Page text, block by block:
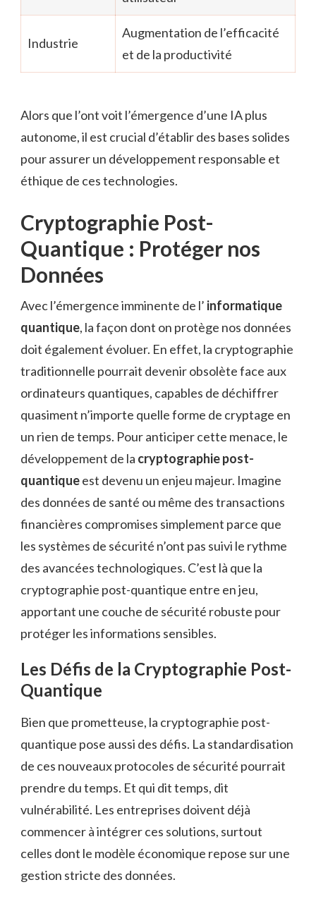
Industrie
Augmentation de l’efficacité
et de la productivité
Alors que l’ont voit l’émergence d’une IA plus
autonome, il est crucial d’établir des bases solides
pour assurer un développement responsable et
éthique de ces technologies.
Cryptographie Post-
Quantique : Protéger nos
Données
Avec l’émergence imminente de l’ informatique
quantique, la façon dont on protège nos données
doit également évoluer. En effet, la cryptographie
traditionnelle pourrait devenir obsolète face aux
ordinateurs quantiques, capables de déchiffrer
quasiment n’importe quelle forme de cryptage en
un rien de temps. Pour anticiper cette menace, le
développement de la cryptographie post-
quantiqueest devenu un enjeu majeur. Imagine
des données de santé ou même des transactions
financières compromises simplement parce que
les systèmes de sécurité n’ont pas suivi le rythme
des avancées technologiques. C’est là que la
cryptographie post-quantique entre en jeu,
apportant une couche de sécurité robuste pour
protéger les informations sensibles.
Les Défis de la Cryptographie Post-
Quantique
Bien que prometteuse, la cryptographie post-
quantique pose aussi des défis. La standardisation
de ces nouveaux protocoles de sécurité pourrait
prendre du temps. Et qui dit temps, dit
vulnérabilité. Les entreprises doivent déjà
commencer à intégrer ces solutions, surtout
celles dont le modèle économique repose sur une
gestion stricte des données.